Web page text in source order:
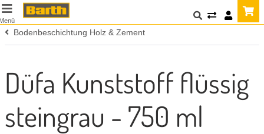
Bodenbeschichtung Holz & Zement
Düfa Kunststoff flüssig
steingrau - 750 ml